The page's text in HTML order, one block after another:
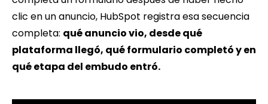
clic en un anuncio, HubSpot registra esa secuencia
completa: qué anuncio vio, desde qué
plataforma llegó, qué formulario completó y en
qué etapa del embudo entró.